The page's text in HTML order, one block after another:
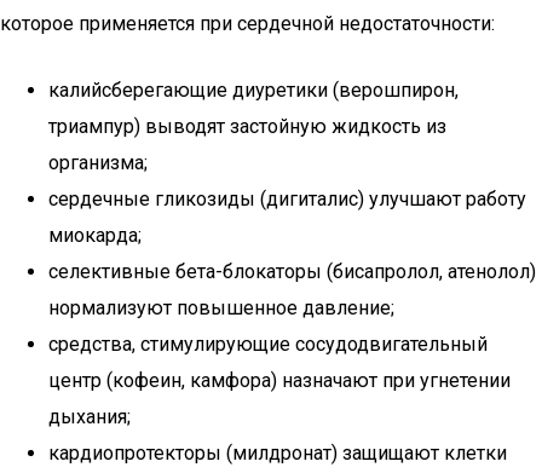
которое применяется при сердечной недостаточности:
калийсберегающие диуретики (верошпирон,
триампур) выводят застойную жидкость из
организма;
сердечные гликозиды (дигиталис) улучшают работу
миокарда;
селективные бета-блокаторы (бисапролол, атенолол)
нормализуют повышенное давление;
средства, стимулирующие сосудодвигательный
центр (кофеин, камфора) назначают при угнетении
дыхания;
кардиопротекторы (милдронат) защищают клетки